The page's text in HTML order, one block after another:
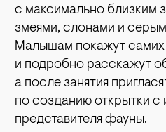
с максимально близким
змеями, слонами и
Малышам покажут самих
и подробно расскажут
а после занятия
по созданию открытки с
представителя фауны.